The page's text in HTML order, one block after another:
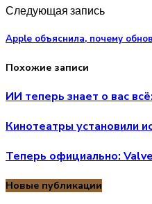
Следующая запись
Apple объяснила, почему
Похожие записи
ИИ теперь знает о вас
Кинотеатры установили
Теперь официально:
Новые публикации